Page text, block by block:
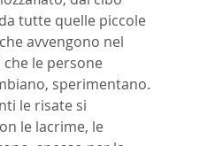
tutte quelle piccole
avvengono nel
le persone
sperimentano.
le risate si
le lacrime, le